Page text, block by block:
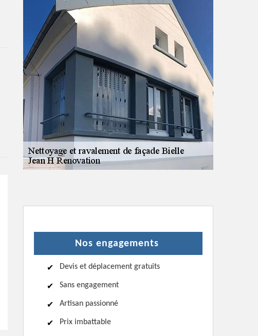
Nos engagements
Devis et déplacement gratuits
Sans engagement
Artisan passionné
Prix imbattable